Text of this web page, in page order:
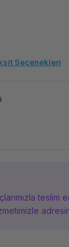
Seçenekleri
teslim